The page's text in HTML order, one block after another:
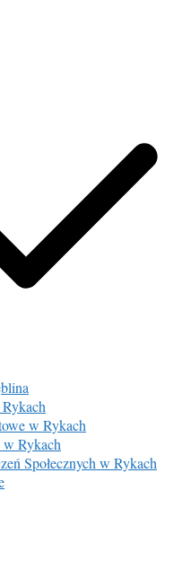
w Rykach
Rykach
Społecznych w Rykach